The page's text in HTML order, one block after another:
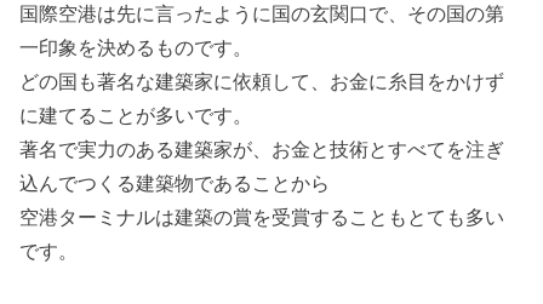
国際空港は先に言ったように国の玄関口で、その国の第
一印象を決めるものです。
どの国も著名な建築家に依頼して、お金に糸目をかけず
に建てることが多いです。
著名で実力のある建築家が、お金と技術とすべてを注ぎ
込んでつくる建築物であることから
空港ターミナルは建築の賞を受賞することもとても多い
です。